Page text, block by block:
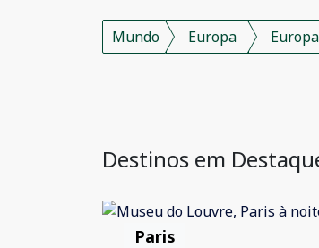
Mundo Europa
Destinos em
Paris